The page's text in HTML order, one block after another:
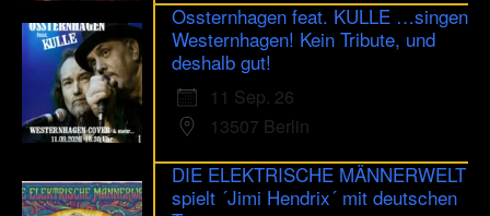
Ossternhagen feat. KULLE …singen
Westernhagen! Kein Tribute, und
deshalb gut!
11 Sep. 26
13507 Berlin
DIE ELEKTRISCHE MÄNNERWELT
spielt ´Jimi Hendrix´ mit deutschen